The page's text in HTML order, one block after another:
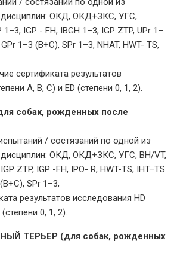
дисциплин: ОКД, ОКД+ЗКС, УГС,
IGP - FH, IBGH 1–3, IGP ZTP, UPr 1–
1–3 (B+C), SPr 1–3, NHAT, HWT- TS,
сертификата результатов
A, B, C) и ED (степени 0, 1, 2).
собак, рожденных после
/ состязаний по одной из
ОКД, ОКД+ЗКС, УГС, BH/VT,
ZTP, IGP -FH, IPO- R, HWT-TS, IHT–TS
SPr 1–3;
результатов исследования HD
0, 1, 2).
ТЕРЬЕР (для собак, рожденных